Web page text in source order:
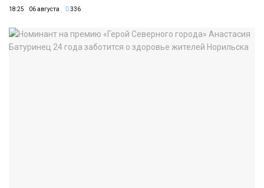
18:25 06 августа 336